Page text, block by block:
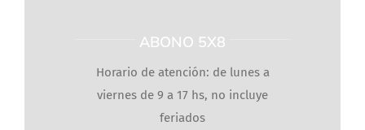
ABONO 5X8
Horario de atención: de lunes a
viernes de 9 a 17 hs, no incluye
feriados